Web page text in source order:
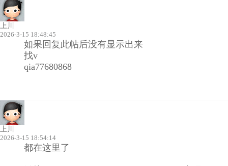
上川
2026-3-15 18:48:45
如果回复此帖后没有显示出来
找v
qia77680868
上川
2026-3-15 18:54:14
都在这里了